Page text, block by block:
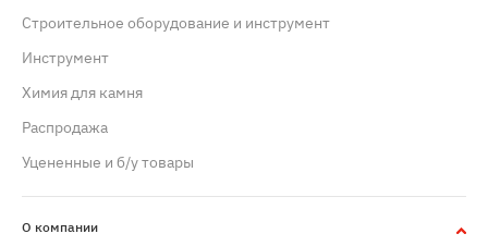
Строительное оборудование и инструмент
Инструмент
Химия для камня
Распродажа
Уцененные и б/у товары
О компании